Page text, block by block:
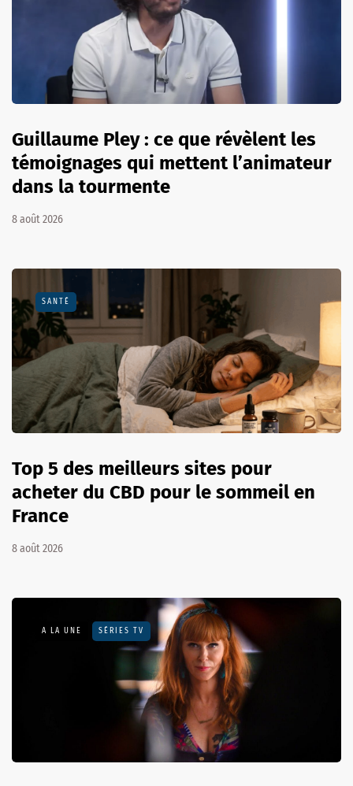
Guillaume Pley : ce que révèlent les
témoignages qui mettent l’animateur
dans la tourmente
8 août 2026
SANTÉ
Top 5 des meilleurs sites pour
acheter du CBD pour le sommeil en
France
8 août 2026
A LA UNE SÉRIES TV